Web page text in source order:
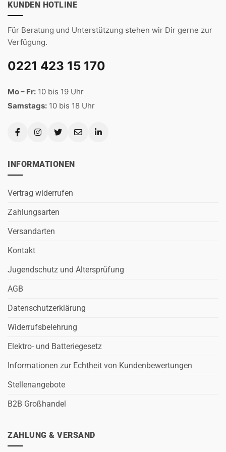
KUNDEN HOTLINE
Für Beratung und Unterstützung stehen wir Dir gerne zur
Verfügung.
0221 423 15 170
Mo – Fr: 10 bis 19 Uhr
Samstags: 10 bis 18 Uhr
INFORMATIONEN
Vertrag widerrufen
Zahlungsarten
Versandarten
Kontakt
Jugendschutz und Altersprüfung
AGB
Datenschutzerklärung
Widerrufsbelehrung
Elektro- und Batteriegesetz
Informationen zur Echtheit von Kundenbewertungen
Stellenangebote
B2B Großhandel
ZAHLUNG & VERSAND